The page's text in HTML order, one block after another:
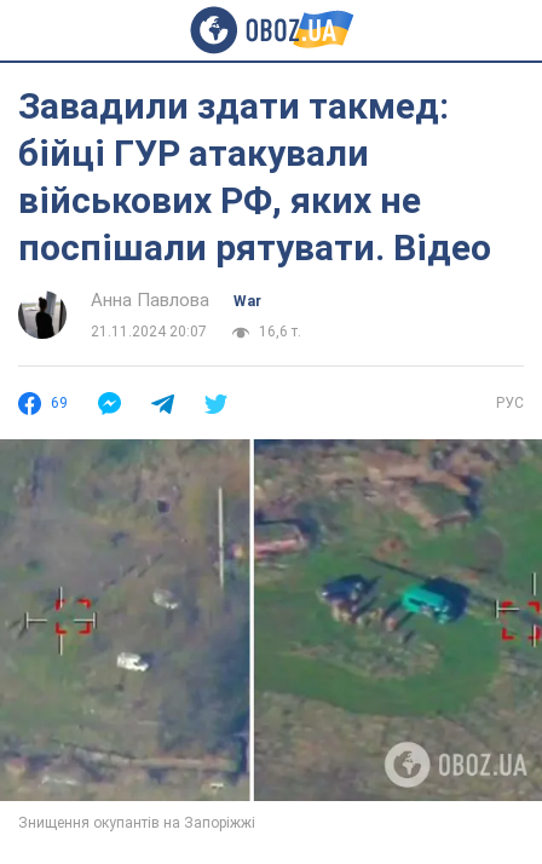
Завадили здати такмед:
бійці ГУР атакували
військових РФ, яких не
поспішали рятувати. Відео
Анна Павлова
War
21.11.2024 20:07
16,6 т.
69 РУС